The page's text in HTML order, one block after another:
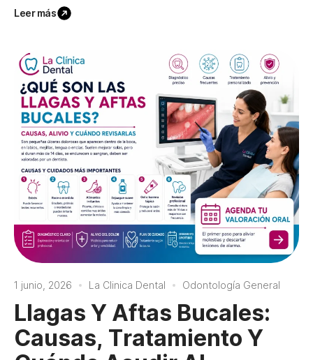
Leer más
1 junio, 2026 La Clinica Dental Odontología General
Llagas Y Aftas Bucales:
Causas, Tratamiento Y